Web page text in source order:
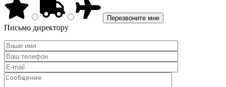
Письмо директору